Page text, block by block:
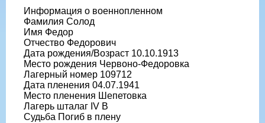
Информация о военнопленном
Фамилия Солод
Имя Федор
Отчество Федорович
Дата рождения/Возраст 10.10.1913
Место рождения Червоно-Федоровка
Лагерный номер 109712
Дата пленения 04.07.1941
Место пленения Шепетовка
Лагерь шталаг IV B
Судьба Погиб в плену